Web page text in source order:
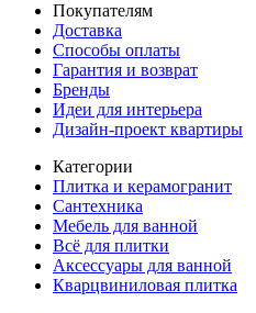
Покупателям
Доставка
Способы оплаты
Гарантия и возврат
Бренды
Идеи для интерьера
Дизайн-проект квартиры
Категории
Плитка и керамогранит
Сантехника
Мебель для ванной
Всё для плитки
Аксессуары для ванной
Кварцвиниловая плитка